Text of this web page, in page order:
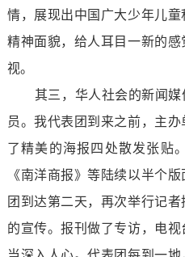
情，展现出中国广大少年儿
精神面貌，给人耳目一新的
视。
其三，华人社会的新闻
员。我代表团到来之前，主
了精美的海报四处散发张贴
《南洋商报》等陆续以半个
团到达第二天，再次举行记
的宣传。报刊做了专访，电